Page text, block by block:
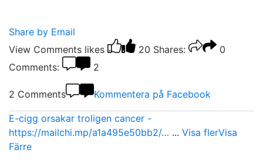
Share by Email
View Comments likes 20 Shares:
0
Comments:
2
2 Comments Kommentera på Facebook
E-cigg orsakar troligen cancer -
https://mailchi.mp/a1a495e50bb2/… ... Visa flerVisa
Färre